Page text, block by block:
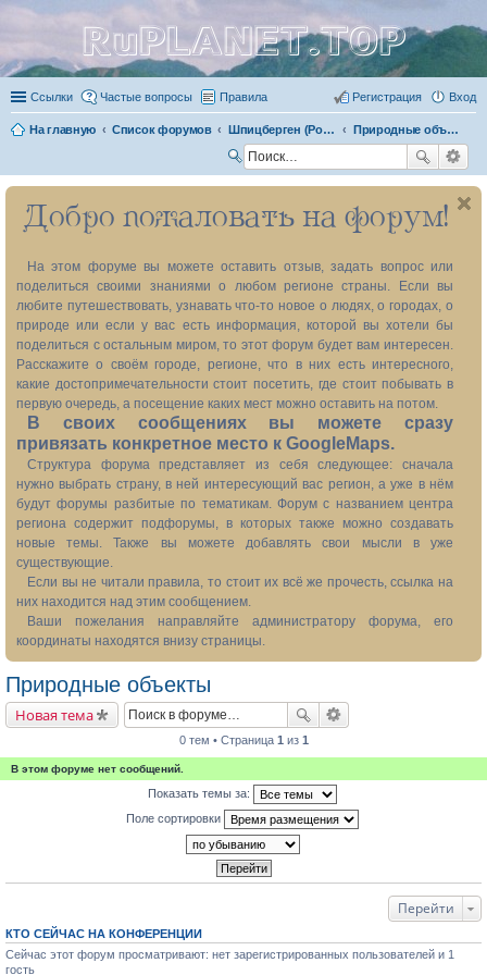
RuPLANET.TOP
Ссылки Частые вопросы Правила Вход
Регистрация
На главную Список форумов Шпицберген (Российская часть) Природные объекты
ск
Добро пожаловать на форум!
На этом форуме вы можете оставить отзыв, задать вопрос или
поделиться своими знаниями о любом регионе страны. Если вы
любите путешествовать, узнавать что-то новое о людях, о городах, о
природе или если у вас есть информация, которой вы хотели бы
поделиться с остальным миром, то этот форум будет вам интересен.
Расскажите о своём городе, регионе, что в них есть интересного,
какие достопримечательности стоит посетить, где стоит побывать в
первую очередь, а посещение каких мест можно оставить на потом.
В своих сообщениях вы можете сразу
привязать конкретное место к GoogleMaps.
Структура форума представляет из себя следующее: сначала
нужно выбрать страну, в ней интересующий вас регион, а уже в нём
будут форумы разбитые по тематикам. Форум с названием центра
региона содержит подфорумы, в которых также можно создавать
новые темы. Также вы можете добавлять свои мысли в уже
существующие.
Если вы не читали правила, то стоит их всё же прочесть, ссылка на
них находится над этим сообщением.
Ваши пожелания направляйте администратору форума, его
координаты находятся внизу страницы.
Природные объекты
Новая тема
0 тем • Страница 1 из 1
В этом форуме нет сообщений.
Показать темы за:
Поле сортировки
Перейти
КТО СЕЙЧАС НА КОНФЕРЕНЦИИ
Сейчас этот форум просматривают: нет зарегистрированных пользователей и 1
гость